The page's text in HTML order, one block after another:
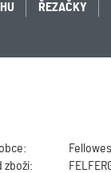
ŘEZAČKY
Fellowes
zboží: